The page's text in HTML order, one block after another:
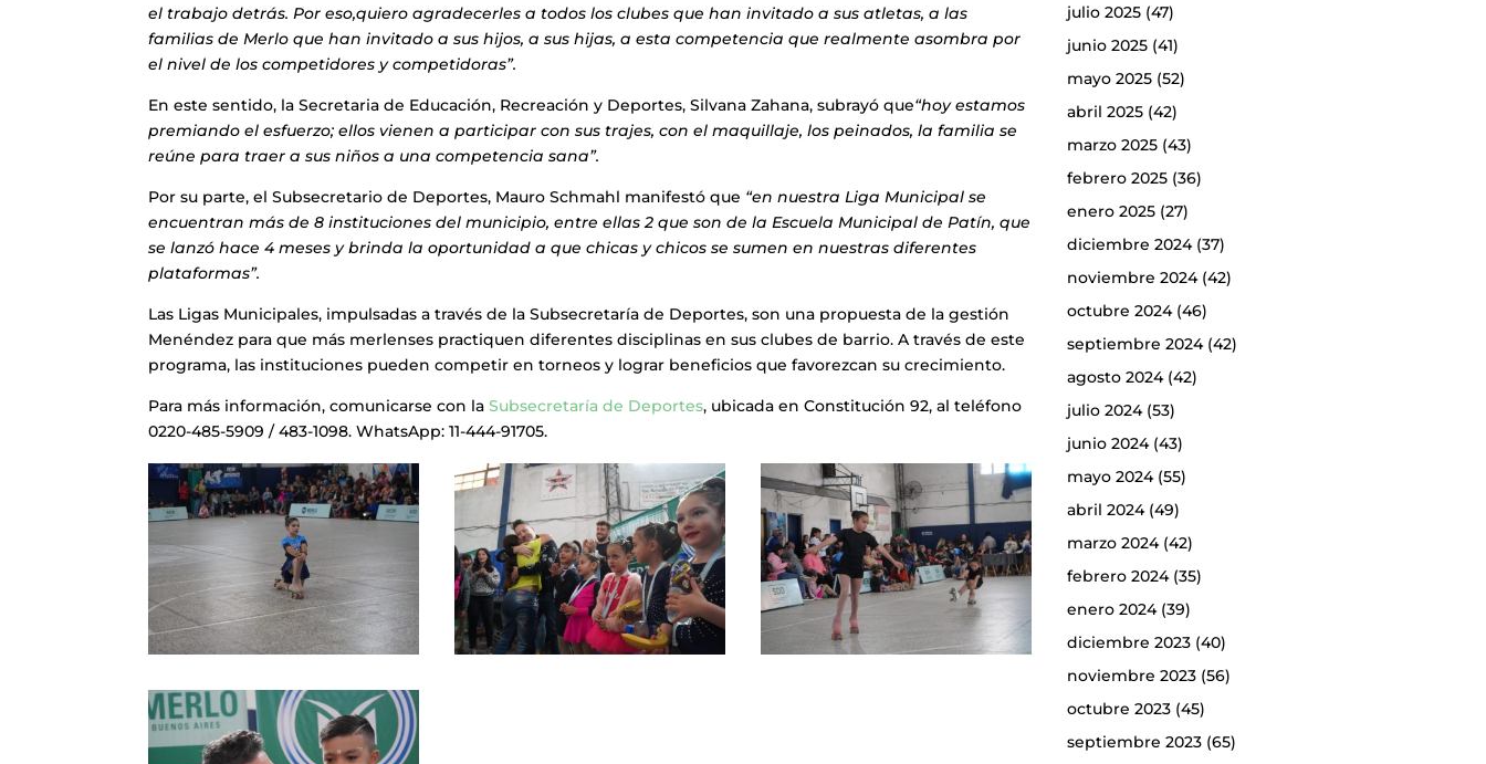
el trabajo detrás. Por eso,quiero agradecerles a todos los clubes que han invitado a sus atletas, a las
familias de Merlo que han invitado a sus hijos, a sus hijas, a esta competencia que realmente asombra por
el nivel de los competidores y competidoras”.
En este sentido, la Secretaria de Educación, Recreación y Deportes, Silvana Zahana, subrayó que“hoy estamos
premiando el esfuerzo; ellos vienen a participar con sus trajes, con el maquillaje, los peinados, la familia se
reúne para traer a sus niños a una competencia sana”.
Por su parte, el Subsecretario de Deportes, Mauro Schmahl manifestó que “en nuestra Liga Municipal se
encuentran más de 8 instituciones del municipio, entre ellas 2 que son de la Escuela Municipal de Patín, que
se lanzó hace 4 meses y brinda la oportunidad a que chicas y chicos se sumen en nuestras diferentes
plataformas”.
Las Ligas Municipales, impulsadas a través de la Subsecretaría de Deportes, son una propuesta de la gestión
Menéndez para que más merlenses practiquen diferentes disciplinas en sus clubes de barrio. A través de este
programa, las instituciones pueden competir en torneos y lograr beneficios que favorezcan su crecimiento.
Para más información, comunicarse con laSubsecretaría de Deportes, ubicada en Constitución 92, al teléfono
0220-485-5909 / 483-1098. WhatsApp: 11-444-91705.
julio 2025(47)
junio 2025(41)
mayo 2025(52)
abril 2025(42)
marzo 2025(43)
febrero 2025(36)
enero 2025(27)
diciembre 2024(37)
noviembre 2024(42)
octubre 2024(46)
septiembre 2024(42)
agosto 2024(42)
julio 2024(53)
junio 2024(43)
mayo 2024(55)
abril 2024(49)
marzo 2024(42)
febrero 2024(35)
enero 2024(39)
diciembre 2023(40)
noviembre 2023(56)
octubre 2023(45)
septiembre 2023(65)